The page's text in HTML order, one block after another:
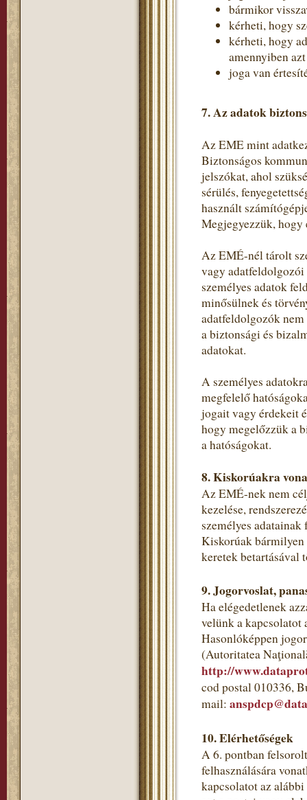
bármikor
kérheti, hogy
kérheti, hogy
amennyiben
joga van
7. Az adatok
Az EME mint
Biztonságos
jelszókat, ahol
sérülés,
használt
Megjegyezzük, hogy
Az EMÉ-nél tárolt
vagy
személyes adatok
minősülnek és
adatfeldolgozók
a biztonsági és
adatokat.
A személyes
megfelelő
jogait vagy érdekeit
hogy megelőzzük a
a hatóságokat.
8. Kiskorúakra
Az EMÉ-nek nem
kezelése,
személyes
Kiskorúak bármilyen
keretek betartásával
9. Jogorvoslat,
Ha elégedetlenek
velünk a kapcsolatot
Hasonlóképpen
(Autoritatea
http://
cod postal 010336,
mail:
10. Elérhetőségek
A 6. pontban
felhasználására
kapcsolatot az